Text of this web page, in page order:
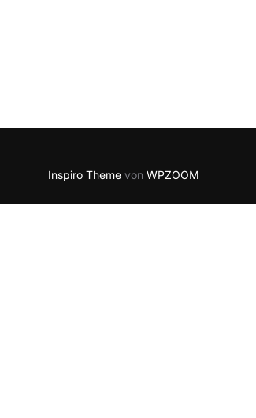
Inspiro Theme von WPZOOM